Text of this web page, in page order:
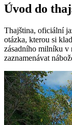
Úvod do
Thajština, oficiální
otázka, kterou si
zásadního milníku v
zaznamenávat